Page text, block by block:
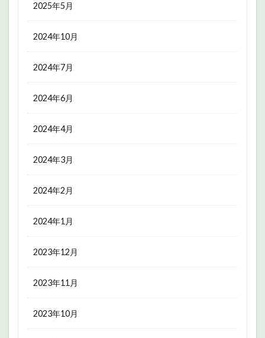
2025年5月
2024年10月
2024年7月
2024年6月
2024年4月
2024年3月
2024年2月
2024年1月
2023年12月
2023年11月
2023年10月